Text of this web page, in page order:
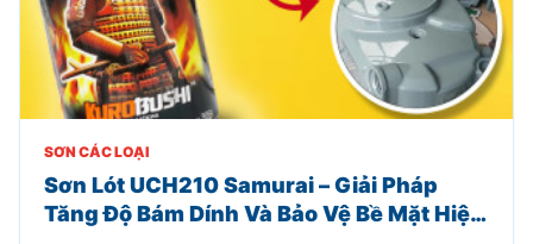
SƠN CÁC LOẠI
Sơn Lót UCH210 Samurai – Giải Pháp
Tăng Độ Bám Dính Và Bảo Vệ Bề Mặt Hiệu